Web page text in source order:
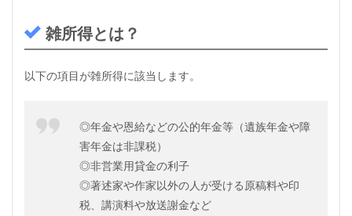
雑所得とは？
以下の項目が雑所得に該当します。
◎年金や恩給などの公的年金等 （遺族年金や障
害年金は非課税）
◎非営業用貸金の利子
◎著述家や作家以外の人が受ける原稿料や印
税、講演料や放送謝金など